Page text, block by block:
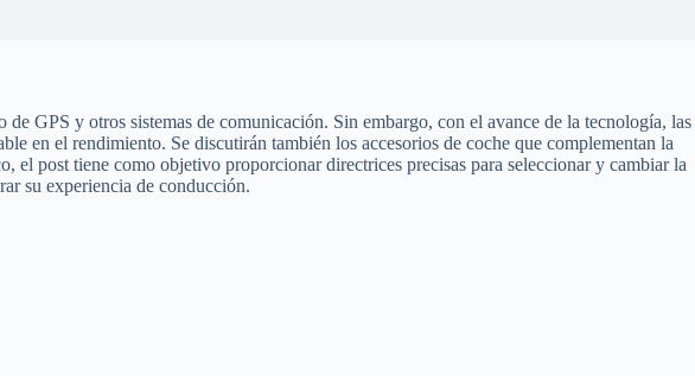
GPS y otros sistemas de comunicación. Sin embargo, con el avance de la tecnología, las
en el rendimiento. Se discutirán también los accesorios de coche que complementan la
el post tiene como objetivo proporcionar directrices precisas para seleccionar y cambiar la
su experiencia de conducción.